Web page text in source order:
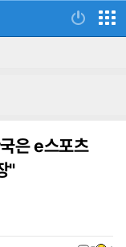
은 e스포츠
"